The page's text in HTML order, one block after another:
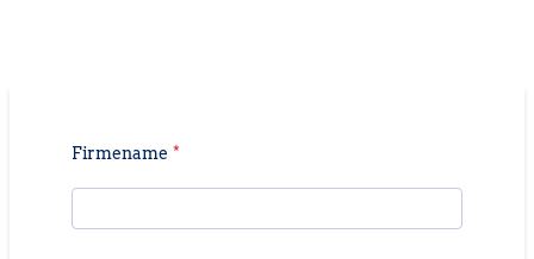
Firmename *